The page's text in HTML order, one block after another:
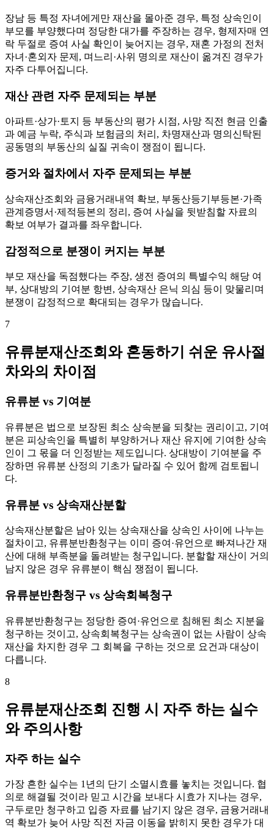
장남 등 특정 자녀에게만 재산을 몰아준 경우, 특정 상속인이
부모를 부양했다며 정당한 대가를 주장하는 경우, 형제자매 연
락 두절로 증여 사실 확인이 늦어지는 경우, 재혼 가정의 전처
자녀·혼외자 문제, 며느리·사위 명의로 재산이 옮겨진 경우가
자주 다투어집니다.
재산 관련 자주 문제되는 부분
아파트·상가·토지 등 부동산의 평가 시점, 사망 직전 현금 인출
과 예금 누락, 주식과 보험금의 처리, 차명재산과 명의신탁된
공동명의 부동산의 실질 귀속이 쟁점이 됩니다.
증거와 절차에서 자주 문제되는 부분
상속재산조회와 금융거래내역 확보, 부동산등기부등본·가족
관계증명서·제적등본의 정리, 증여 사실을 뒷받침할 자료의
확보 여부가 결과를 좌우합니다.
감정적으로 분쟁이 커지는 부분
부모 재산을 독점했다는 주장, 생전 증여의 특별수익 해당 여
부, 상대방의 기여분 항변, 상속재산 은닉 의심 등이 맞물리며
분쟁이 감정적으로 확대되는 경우가 많습니다.
7
유류분재산조회와 혼동하기 쉬운 유사절
차와의 차이점
유류분 vs 기여분
유류분은 법으로 보장된 최소 상속분을 되찾는 권리이고, 기여
분은 피상속인을 특별히 부양하거나 재산 유지에 기여한 상속
인이 그 몫을 더 인정받는 제도입니다. 상대방이 기여분을 주
장하면 유류분 산정의 기초가 달라질 수 있어 함께 검토됩니
다.
유류분 vs 상속재산분할
상속재산분할은 남아 있는 상속재산을 상속인 사이에 나누는
절차이고, 유류분반환청구는 이미 증여·유언으로 빠져나간 재
산에 대해 부족분을 돌려받는 청구입니다. 분할할 재산이 거의
남지 않은 경우 유류분이 핵심 쟁점이 됩니다.
유류분반환청구 vs 상속회복청구
유류분반환청구는 정당한 증여·유언으로 침해된 최소 지분을
청구하는 것이고, 상속회복청구는 상속권이 없는 사람이 상속
재산을 차지한 경우 그 회복을 구하는 것으로 요건과 대상이
다릅니다.
8
유류분재산조회 진행 시 자주 하는 실수
와 주의사항
자주 하는 실수
가장 흔한 실수는 1년의 단기 소멸시효를 놓치는 것입니다. 협
의로 해결될 것이라 믿고 시간을 보내다 시효가 지나는 경우,
구두로만 청구하고 입증 자료를 남기지 않은 경우, 금융거래내
역 확보가 늦어 사망 직전 자금 이동을 밝히지 못한 경우가 대